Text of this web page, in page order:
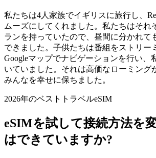
私たちは4人家族でイギリスに旅行し、
ムーズにしてくれました。私たちはそれ
ランを持っていたので、昼間に分かれて
できました。子供たちは番組をストリー
Googleマップでナビゲーションを行い、
いていました。それは高価なローミング
みんなを幸せに保ちました。
2026年のベストトラベルeSIM
eSIMを試して接続方法を
はできていますか?